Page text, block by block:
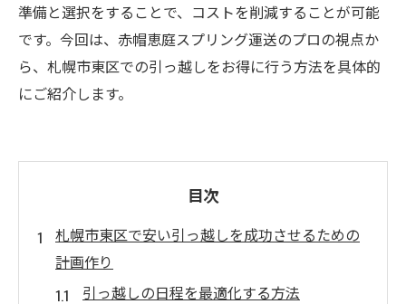
準備と選択をすることで、コストを削減することが可能
です。今回は、赤帽恵庭スプリング運送のプロの視点か
ら、札幌市東区での引っ越しをお得に行う方法を具体的
にご紹介します。
目次
札幌市東区で安い引っ越しを成功させるための
計画作り
引っ越しの日程を最適化する方法